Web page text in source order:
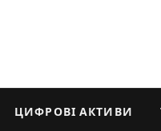
ЦИФРОВІ АКТИВИ